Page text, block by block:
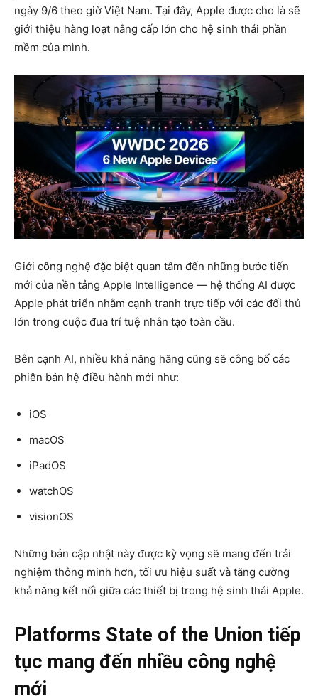
ngày 9/6 theo giờ Việt Nam. Tại đây, Apple được cho là sẽ
giới thiệu hàng loạt nâng cấp lớn cho hệ sinh thái phần
mềm của mình.
Giới công nghệ đặc biệt quan tâm đến những bước tiến
mới của nền tảng Apple Intelligence — hệ thống AI được
Apple phát triển nhằm cạnh tranh trực tiếp với các đối thủ
lớn trong cuộc đua trí tuệ nhân tạo toàn cầu.
Bên cạnh AI, nhiều khả năng hãng cũng sẽ công bố các
phiên bản hệ điều hành mới như:
iOS
macOS
iPadOS
watchOS
visionOS
Những bản cập nhật này được kỳ vọng sẽ mang đến trải
nghiệm thông minh hơn, tối ưu hiệu suất và tăng cường
khả năng kết nối giữa các thiết bị trong hệ sinh thái Apple.
Platforms State of the Union tiếp
tục mang đến nhiều công nghệ
mới